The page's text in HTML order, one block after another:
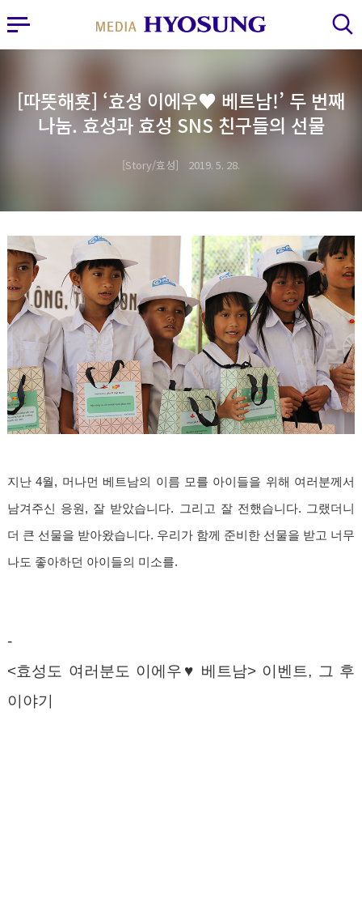
MY FRIEND HYOSUNG
사이드바 열기 검색 레이어 열기
[따뜻해횻] ‘효성 이에우♥ 베트남!’ 두 번째
나눔. 효성과 효성 SNS 친구들의 선물
Story/효성 2019. 5. 28.
지난 4월, 머나먼 베트남의 이름 모를 아이들을 위해 여러분께서
남겨주신 응원, 잘 받았습니다. 그리고 잘 전했습니다. 그랬더니
더 큰 선물을 받아왔습니다. 우리가 함께 준비한 선물을 받고 너무
나도 좋아하던 아이들의 미소를.
-
<효성도 여러분도 이에우♥ 베트남> 이벤트, 그 후
이야기